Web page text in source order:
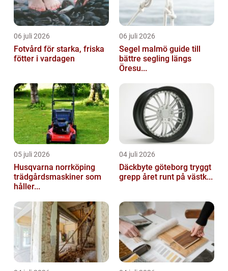
06 juli 2026
Fotvård för starka, friska
fötter i vardagen
06 juli 2026
Segel malmö guide till
bättre segling längs
Öresu...
05 juli 2026
Husqvarna norrköping
trädgårdsmaskiner som
håller...
04 juli 2026
Däckbyte göteborg tryggt
grepp året runt på västk...